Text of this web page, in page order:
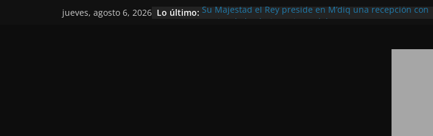
jueves, agosto 6, 2026 Lo último: Su Majestad el Rey preside en M’diq una recepción con